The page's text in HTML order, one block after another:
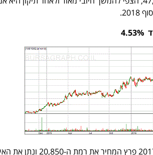
אחת השוות. לאחר מנוחה בשנת 2016 ותחילת 2017 פרץ המחיר את